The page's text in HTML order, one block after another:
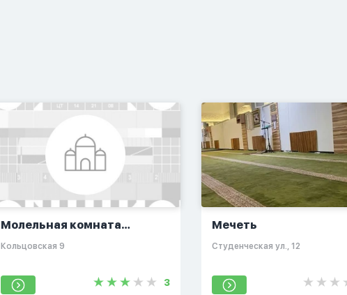
Молельная комната
Воронеж
Кольцовская 9
3
Мечеть
Студенческая ул., 12